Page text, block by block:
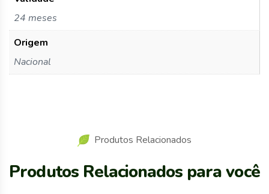
24 meses
Origem
Nacional
Produtos Relacionados
Produtos Relacionados para você